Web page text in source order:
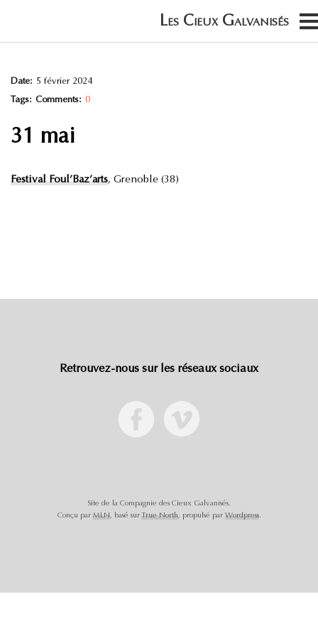
Date: 5 février 2024
Tags: Comments: 0
31 mai
Festival Foul’Baz’arts, Grenoble (38)
Retrouvez-nous sur les réseaux sociaux
Site de la Compagnie des Cieux Galvanisés.
Conçu par MLN, basé sur True North, propulsé par Wordpress.